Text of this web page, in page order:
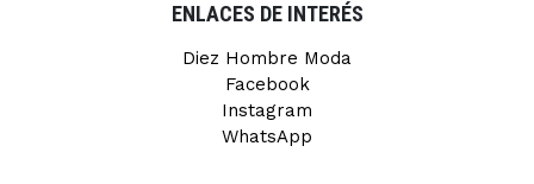
ENLACES DE INTERÉS
Diez Hombre Moda
Facebook
Instagram
WhatsApp